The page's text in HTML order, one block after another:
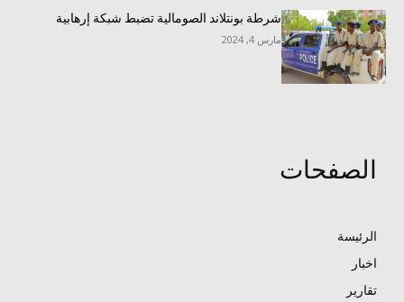
شرطة بونتلاند الصومالية تضبط شبكة إرهابية
مارس 4, 2024
الصفحات
الرئيسة
اخبار
تقارير